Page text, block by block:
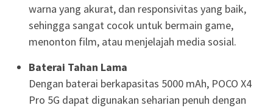
warna yang akurat, dan responsivitas yang baik,
sehingga sangat cocok untuk bermain game,
menonton film, atau menjelajah media sosial.
Baterai Tahan Lama
Dengan baterai berkapasitas 5000 mAh, POCO X4
Pro 5G dapat digunakan seharian penuh dengan